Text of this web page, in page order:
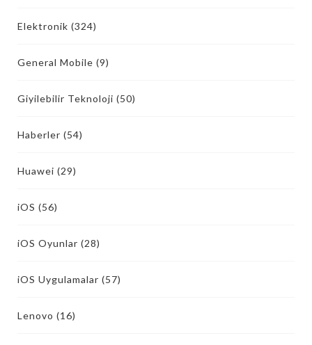
Elektronik (324)
General Mobile (9)
Giyilebilir Teknoloji (50)
Haberler (54)
Huawei (29)
iOS (56)
iOS Oyunlar (28)
iOS Uygulamalar (57)
Lenovo (16)